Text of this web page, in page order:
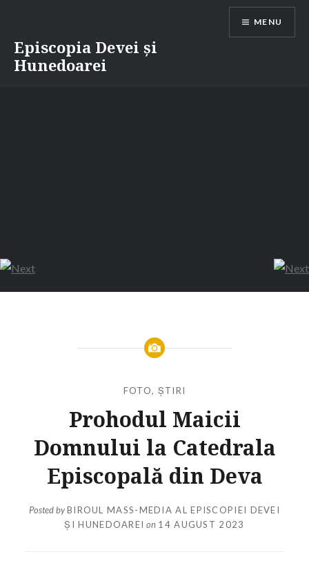
content
Episcopia Devei și
Hunedoarei
MENU
FOTO, ȘTIRI
Prohodul Maicii
Domnului la Catedrala
Episcopală din Deva
Posted byBIROUL MASS-MEDIA AL EPISCOPIEI DEVEI
ȘI HUNEDOAREI on 14 AUGUST 2023